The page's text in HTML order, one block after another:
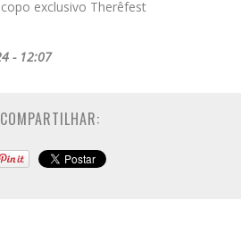
exclusivo Therêfest
- 12:07
COMPARTILHAR: